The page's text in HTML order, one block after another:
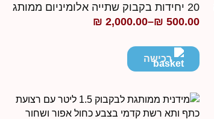
20 יחידות בקבוק שתייה אלומיניום ממותג
₪ 500.00
–
₪ 2,000.00
טווח
מחירים:
עד
רכישה